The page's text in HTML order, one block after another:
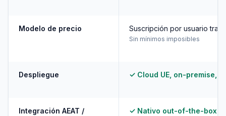
Modelo de precio Suscripción por usuario
Sin mínimos imposibles
Despliegue ✓ Cloud UE, on-premise,
Integración AEAT /
✓ Nativo out-of-the-box